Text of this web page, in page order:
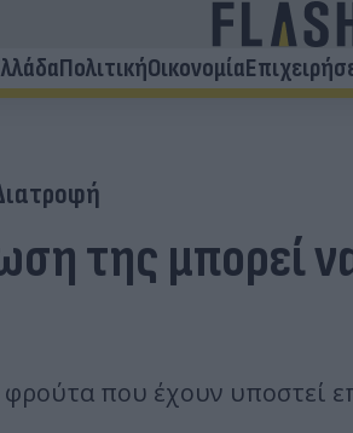
ΠολιτικήΟικονομία
της μπορεί
που έχουν υποστεί